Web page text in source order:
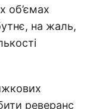
об’ємах
на жаль,
реверанс